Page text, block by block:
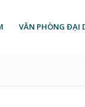
VĂN PHÒNG ĐẠI